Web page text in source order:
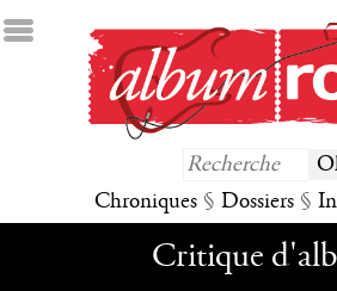
Chroniques § Dossiers §
Critique